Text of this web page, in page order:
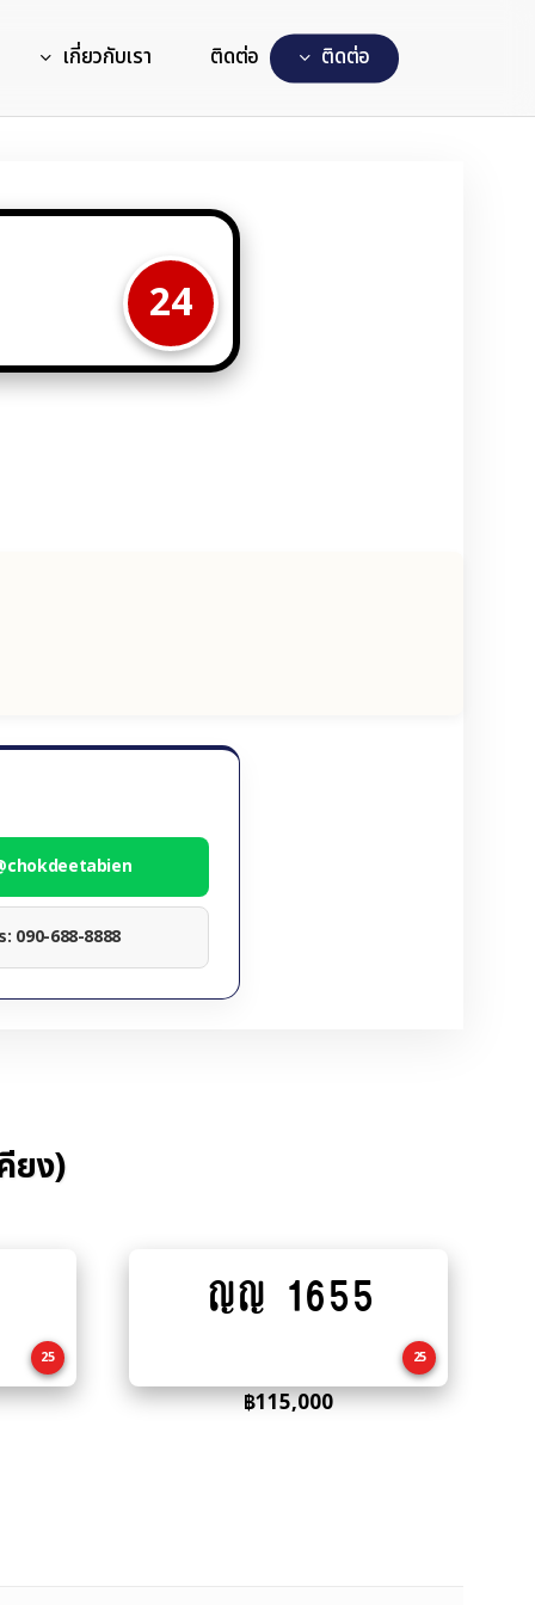
เกี่ยวกับเรา ติดต่อ ตดตอ
24
: 090-688-8888
ยง)
25
Add
to
ญญ 1655
25
฿115,000